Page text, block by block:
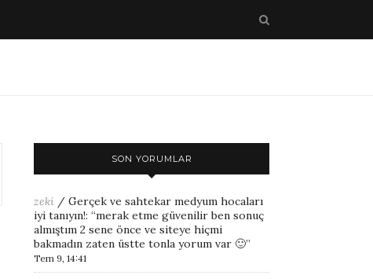
SON YORUMLAR
zeki / Gerçek ve sahtekar medyum hocaları
iyi tanıyın!: “merak etme güvenilir ben sonuç
almıştım 2 sene önce ve siteye hiçmi
bakmadın zaten üstte tonla yorum var 🙂”
Tem 9, 14:41